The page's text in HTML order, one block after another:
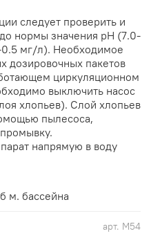
арт. М54
следует проверить и
нормы значения рН (7.0-
0.5 мг/л). Необходимое
дозировочных пакетов
циркуляционном
выключить насос
хлопьев). Слой хлопьев
пылесоса,
напрямую в воду
м. бассейна